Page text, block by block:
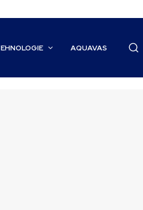
AQUAVAS